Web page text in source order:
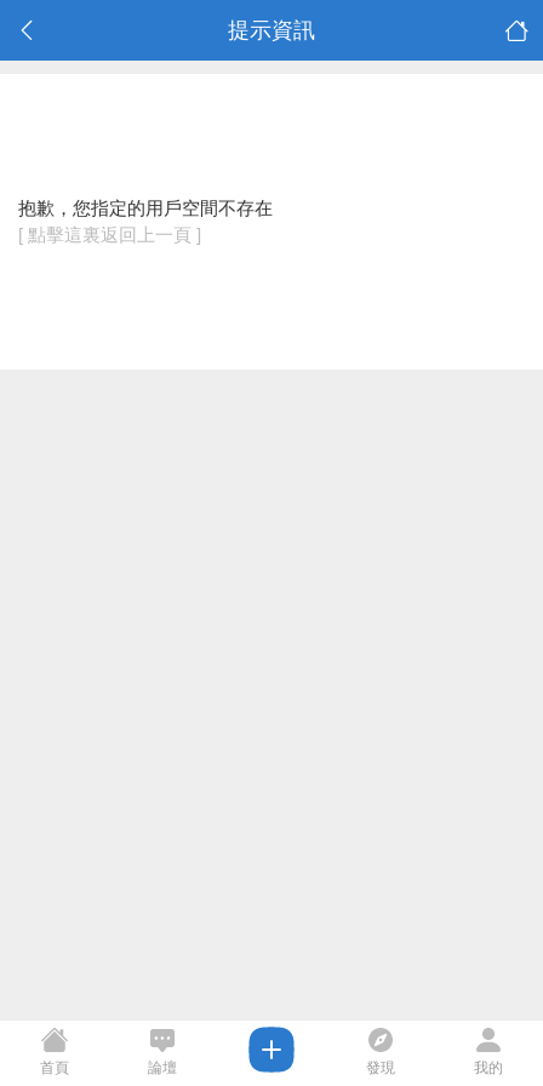
提示資訊
抱歉，您指定的用戶空間不存在
[ 點擊這裏返回上一頁 ]
首頁 論壇 發現 我的